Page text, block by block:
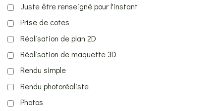
Juste être renseigné pour l'instant
Prise de cotes
Réalisation de plan 2D
Réalisation de maquette 3D
Rendu simple
Rendu photoréaliste
Photos